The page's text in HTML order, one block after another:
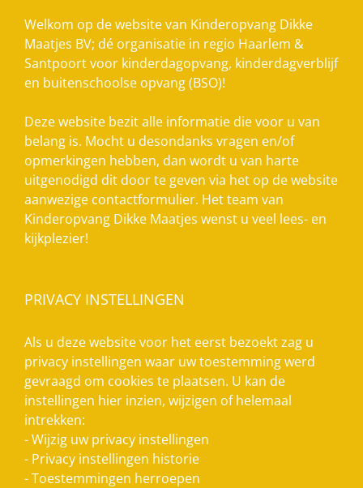
Welkom op de website van Kinderopvang Dikke
Maatjes BV; dé organisatie in regio Haarlem &
Santpoort voor kinderdagopvang, kinderdagverblijf
en buitenschoolse opvang (BSO)!
Deze website bezit alle informatie die voor u van
belang is. Mocht u desondanks vragen en/of
opmerkingen hebben, dan wordt u van harte
uitgenodigd dit door te geven via het op de website
aanwezige contactformulier. Het team van
Kinderopvang Dikke Maatjes wenst u veel lees- en
kijkplezier!
PRIVACY INSTELLINGEN
Als u deze website voor het eerst bezoekt zag u
privacy instellingen waar uw toestemming werd
gevraagd om cookies te plaatsen. U kan de
instellingen hier inzien, wijzigen of helemaal
intrekken:
-Wijzig uw privacy instellingen
- Privacy instellingen historie
-Toestemmingen herroepen